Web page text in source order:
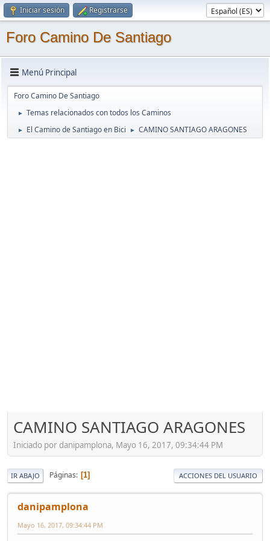
Iniciar sesión Registrarse
Foro Camino De Santiago
Menú Principal
Foro Camino De Santiago
► Temas relacionados con todos los Caminos
► El Camino de Santiago en Bici ► CAMINO SANTIAGO ARAGONES
CAMINO SANTIAGO ARAGONES
Iniciado por danipamplona, Mayo 16, 2017, 09:34:44 PM
IR ABAJO Páginas 1 ACCIONES DEL USUARIO
danipamplona
Mayo 16, 2017, 09:34:44 PM